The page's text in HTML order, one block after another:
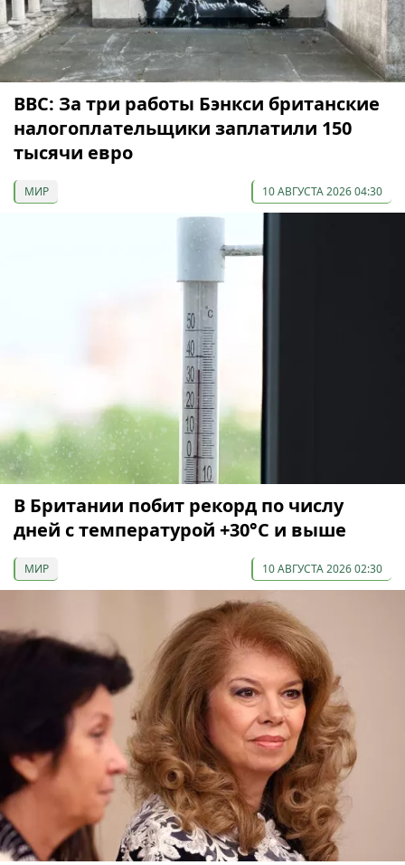
ВВС: За три работы Бэнкси британские
налогоплательщики заплатили 150
тысячи евро
МИР 10 АВГУСТА 2026 04:30
В Британии побит рекорд по числу
дней с температурой +30°C и выше
МИР 10 АВГУСТА 2026 02:30